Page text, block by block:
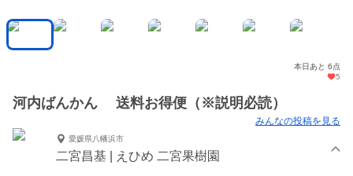
本日あと 6点
5
河内ばんかん 送料お得便（※説明必読）
みんなの投稿を見る
愛媛県八幡浜市
二宮昌基 | えひめ 二宮果樹園